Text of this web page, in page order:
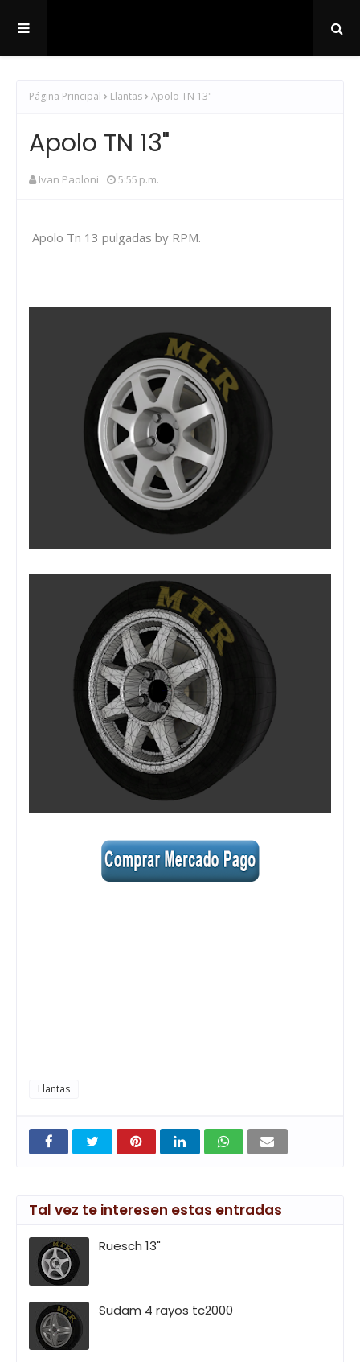
Página Principal Llantas Apolo TN 13"
Apolo TN 13"
Ivan Paoloni 5:55 p.m.
Apolo Tn 13 pulgadas by RPM.
Llantas
Tal vez te interesen estas entradas
Ruesch 13"
Sudam 4 rayos tc2000